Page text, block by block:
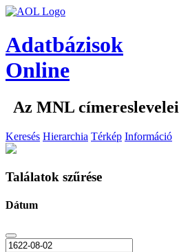
Adatbázisok
Online
Az MNL címereslevelei
Keresés Hierarchia Térkép Információ
Találatok szűrése
Dátum